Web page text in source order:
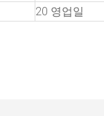
20 영업일